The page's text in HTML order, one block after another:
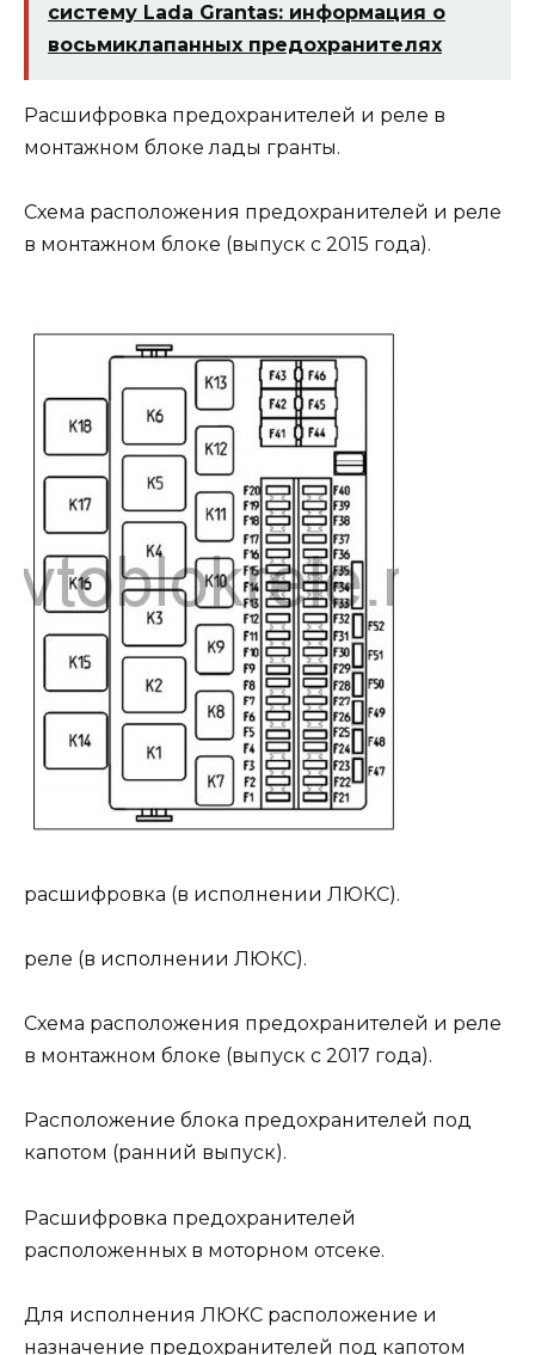
систему Lada Grantas: информация о
восьмиклапанных предохранителях
Расшифровка предохранителей и реле в
монтажном блоке лады гранты.
Схема расположения предохранителей и реле
в монтажном блоке (выпуск c 2015 года).
расшифровка (в исполнении ЛЮКС).
реле (в исполнении ЛЮКС).
Схема расположения предохранителей и реле
в монтажном блоке (выпуск с 2017 года).
Расположение блока предохранителей под
капотом (ранний выпуск).
Расшифровка предохранителей
расположенных в моторном отсеке.
Для исполнения ЛЮКС расположение и
назначение предохранителей под капотом